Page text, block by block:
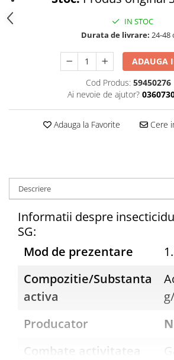
IN STOC
Durata de livrare: 24-48
ADAUGA
Cod Produs: 59450276
Ai nevoie de ajutor?
Adauga la Favorite Cere
Descriere
Informatii despre
SG:
Mod de prezentare
Compozitie/Substanta
activa
Producator
Combate activitatea